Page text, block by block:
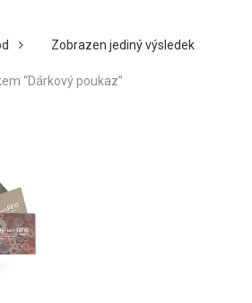
Zobrazen jediný výsledek
“Dárkový poukaz”